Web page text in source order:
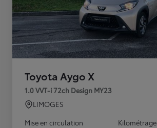
Toyota Aygo X
1.0 VVT-i 72ch Design MY23
LIMOGES
Mise en circulation
Kilométrage